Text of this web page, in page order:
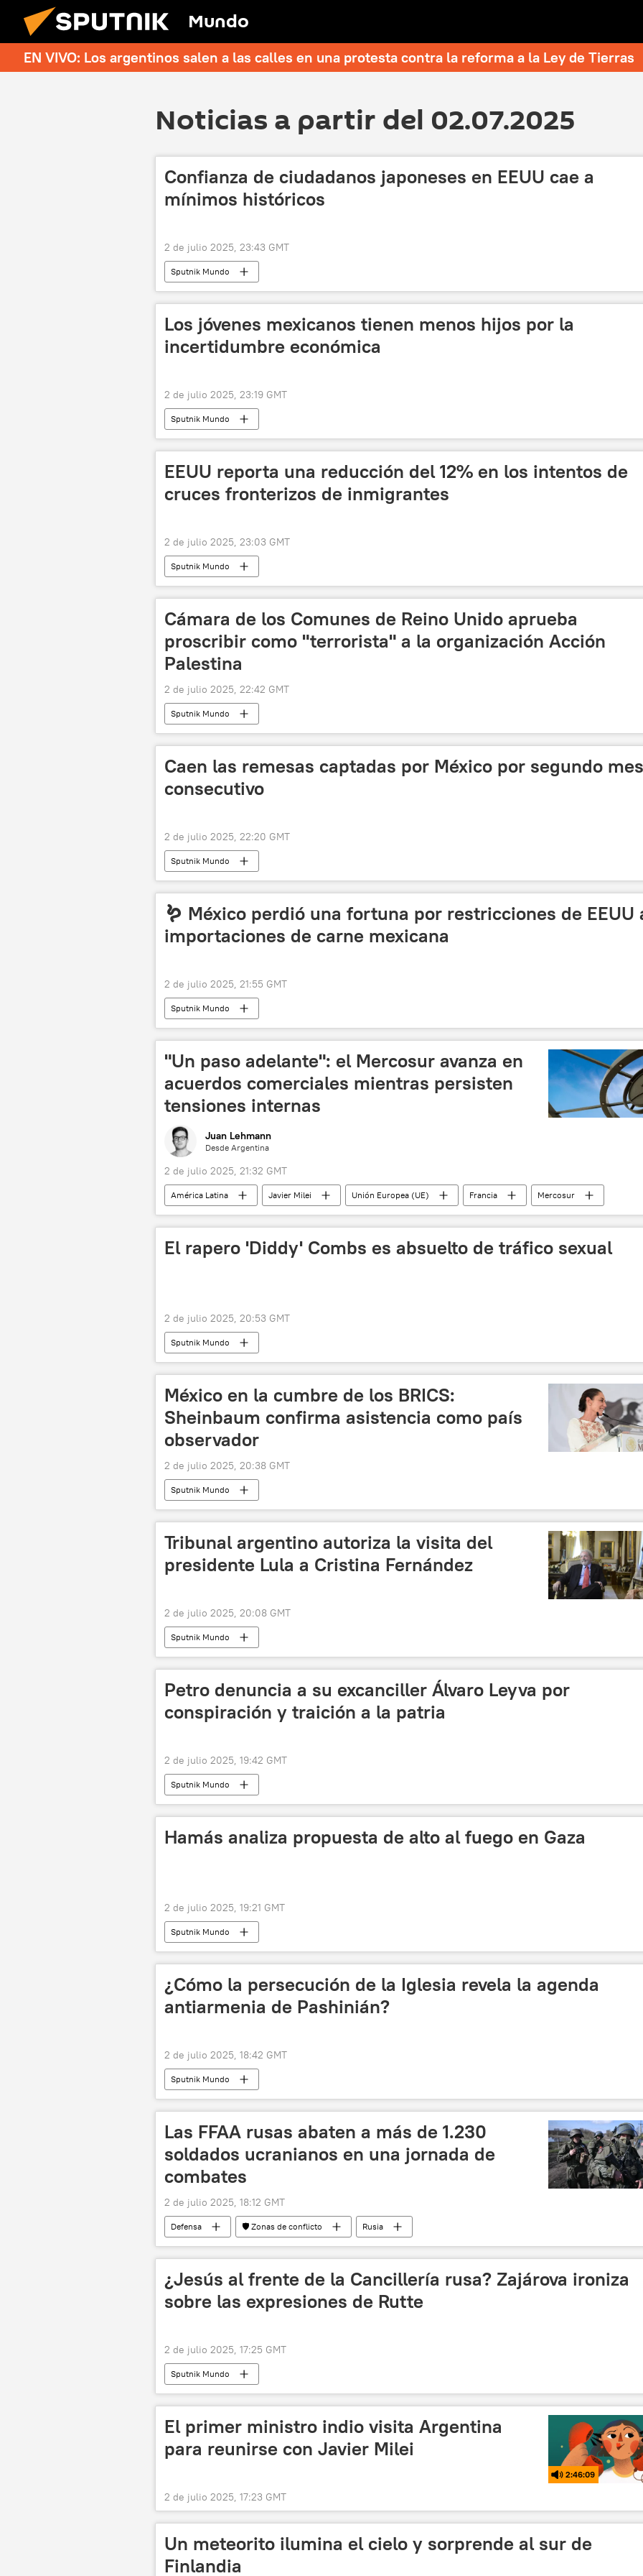
Mundo
EN VIVO: Los argentinos salen a las calles en una protesta contra la reforma a la Ley de Tierras
Noticias a partir del 02.07.2025
Confianza de ciudadanos japoneses en EEUU cae a
mínimos históricos
2 de julio 2025, 23:43 GMT
Sputnik Mundo
Los jóvenes mexicanos tienen menos hijos por la
incertidumbre económica
2 de julio 2025, 23:19 GMT
Sputnik Mundo
EEUU reporta una reducción del 12% en los intentos de
cruces fronterizos de inmigrantes
2 de julio 2025, 23:03 GMT
Sputnik Mundo
Cámara de los Comunes de Reino Unido aprueba
proscribir como "terrorista" a la organización Acción
Palestina
2 de julio 2025, 22:42 GMT
Sputnik Mundo
Caen las remesas captadas por México por segundo mes
consecutivo
2 de julio 2025, 22:20 GMT
Sputnik Mundo
🪱 México perdió una fortuna por restricciones de EEUU
importaciones de carne mexicana
2 de julio 2025, 21:55 GMT
Sputnik Mundo
"Un paso adelante": el Mercosur avanza en
acuerdos comerciales mientras persisten
tensiones internas
Juan Lehmann
Desde Argentina
2 de julio 2025, 21:32 GMT
América Latina Javier Milei Unión Europea (UE) Francia
Mercosur
Brasil
Luiz Inacio Lula da Silva
El rapero 'Diddy' Combs es absuelto de tráfico sexual
2 de julio 2025, 20:53 GMT
Sputnik Mundo
México en la cumbre de los BRICS:
Sheinbaum confirma asistencia como país
observador
2 de julio 2025, 20:38 GMT
Sputnik Mundo
Tribunal argentino autoriza la visita del
presidente Lula a Cristina Fernández
2 de julio 2025, 20:08 GMT
Sputnik Mundo
Petro denuncia a su excanciller Álvaro Leyva por
conspiración y traición a la patria
2 de julio 2025, 19:42 GMT
Sputnik Mundo
Hamás analiza propuesta de alto al fuego en Gaza
2 de julio 2025, 19:21 GMT
Sputnik Mundo
¿Cómo la persecución de la Iglesia revela la agenda
antiarmenia de Pashinián?
2 de julio 2025, 18:42 GMT
Sputnik Mundo
Las FFAA rusas abaten a más de 1.230
soldados ucranianos en una jornada de
combates
2 de julio 2025, 18:12 GMT
Defensa 🛡️ Zonas de conflicto
Rusia
📰 Operación rusa de desmilitarización y desnazificación de Ucrania
Ucrania 🌍 Europa
¿Jesús al frente de la Cancillería rusa? Zajárova ironiza
sobre las expresiones de Rutte
2 de julio 2025, 17:25 GMT
Sputnik Mundo
El primer ministro indio visita Argentina
para reunirse con Javier Milei
2:46:09
2 de julio 2025, 17:23 GMT
Un meteorito ilumina el cielo y sorprende al sur de
Finlandia